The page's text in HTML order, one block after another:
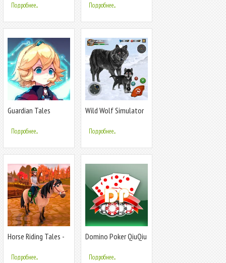
Подробнее... Подробнее...
Guardian Tales
Подробнее...
Wild Wolf Simulator
Подробнее...
Horse Riding Tales -
Подробнее...
Domino Poker QiuQiu
Подробнее...